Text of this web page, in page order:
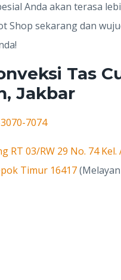
Anda akan terasa
Shop sekarang dan
Tas
Jakbar
7074
RT 03/RW 29 No. 74 Kel.
Timur 16417